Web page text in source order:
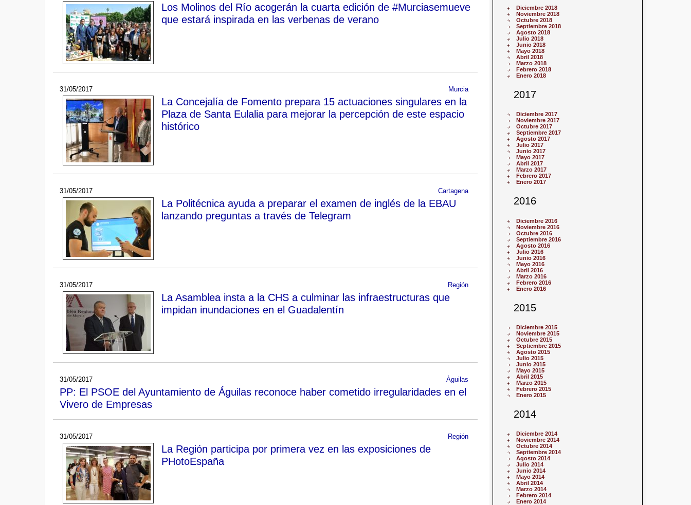
Los Molinos del Río acogerán la cuarta edición de #Murciasemueve
que estará inspirada en las verbenas de verano
31/05/2017 Murcia
La Concejalía de Fomento prepara 15 actuaciones singulares en la
Plaza de Santa Eulalia para mejorar la percepción de este espacio
histórico
31/05/2017 Cartagena
La Politécnica ayuda a preparar el examen de inglés de la EBAU
lanzando preguntas a través de Telegram
31/05/2017 Región
La Asamblea insta a la CHS a culminar las infraestructuras que
impidan inundaciones en el Guadalentín
31/05/2017 Águilas
PP: El PSOE del Ayuntamiento de Águilas reconoce haber cometido irregularidades en el
Vivero de Empresas
31/05/2017 Región
La Región participa por primera vez en las exposiciones de
PHotoEspaña
Diciembre 2018
Noviembre 2018
Octubre 2018
Septiembre 2018
Agosto 2018
Julio 2018
Junio 2018
Mayo 2018
Abril 2018
Marzo 2018
Febrero 2018
Enero 2018
2017
Diciembre 2017
Noviembre 2017
Octubre 2017
Septiembre 2017
Agosto 2017
Julio 2017
Junio 2017
Mayo 2017
Abril 2017
Marzo 2017
Febrero 2017
Enero 2017
2016
Diciembre 2016
Noviembre 2016
Octubre 2016
Septiembre 2016
Agosto 2016
Julio 2016
Junio 2016
Mayo 2016
Abril 2016
Marzo 2016
Febrero 2016
Enero 2016
2015
Diciembre 2015
Noviembre 2015
Octubre 2015
Septiembre 2015
Agosto 2015
Julio 2015
Junio 2015
Mayo 2015
Abril 2015
Marzo 2015
Febrero 2015
Enero 2015
2014
Diciembre 2014
Noviembre 2014
Octubre 2014
Septiembre 2014
Agosto 2014
Julio 2014
Junio 2014
Mayo 2014
Abril 2014
Marzo 2014
Febrero 2014
Enero 2014